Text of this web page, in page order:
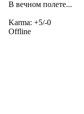
В вечном полете...
Karma: +5/-0
Offline